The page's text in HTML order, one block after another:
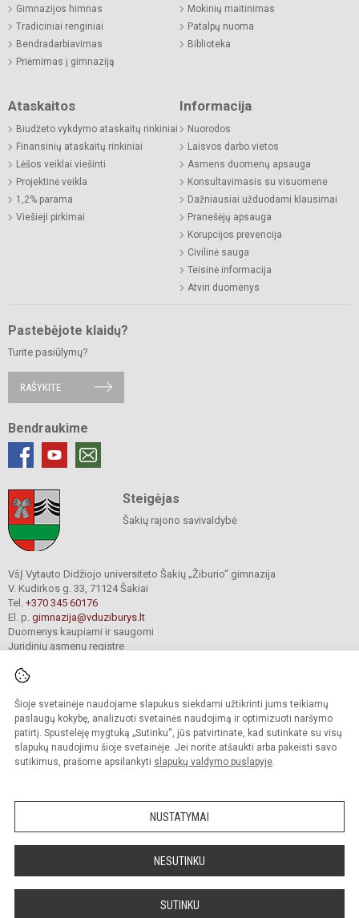
Šioje svetainėje naudojame slapukus siekdami užtikrinti jums teikiamų
paslaugų kokybę, analizuoti svetainės naudojimą ir optimizuoti naršymo
patirtį. Spustelėję mygtuką „Sutinku“, jūs patvirtinate, kad sutinkate su visų
slapukų naudojimu šioje svetainėje. Jei norite atšaukti arba pakeisti savo
sutikimus, prašome apsilankyti slapukų valdymo puslapyje.
NUSTATYMAI
NESUTINKU
SUTINKU
Gimnazijos himnas
Tradiciniai renginiai
Bendradarbiavimas
Priėmimas į gimnaziją
Mokinių maitinimas
Patalpų nuoma
Biblioteka
Ataskaitos
Biudžeto vykdymo ataskaitų rinkiniai
Finansinių ataskaitų rinkiniai
Lėšos veiklai viešinti
Projektinė veikla
1,2% parama
Viešieji pirkimai
Informacija
Nuorodos
Laisvos darbo vietos
Asmens duomenų apsauga
Konsultavimasis su visuomene
Dažniausiai užduodami klausimai
Pranešėjų apsauga
Korupcijos prevencija
Civilinė sauga
Teisinė informacija
Atviri duomenys
Pastebėjote klaidų?
Turite pasiūlymų?
RAŠYKITE
Bendraukime
Steigėjas
Šakių rajono savivaldybė
VšĮ Vytauto Didžiojo universiteto Šakių „Žiburio“ gimnazija
V. Kudirkos g. 33, 71124 Šakiai
Tel. +370 345 60176
El. p. gimnazija@vduziburys.lt
Duomenys kaupiami ir saugomi
Juridinių asmenų registre
© 2024. VDU Šakių „Žiburio“ gimnazija. Visos teisės saugomos.
Kopijuoti turinį be raštiško gimnazijos sutikimo griežtai draudžiama.